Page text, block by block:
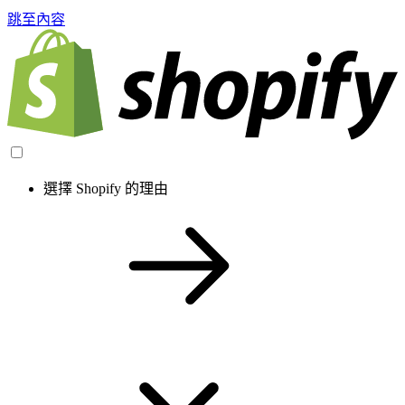
跳至內容
選擇 Shopify 的理由